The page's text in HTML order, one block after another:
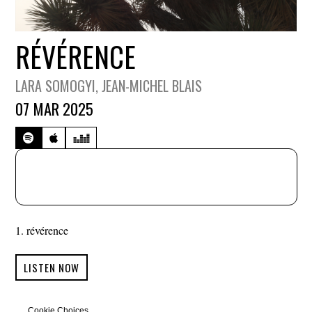
RÉVÉRENCE
LARA SOMOGYI, JEAN-MICHEL BLAIS
07 MAR 2025
révérence
LISTEN NOW